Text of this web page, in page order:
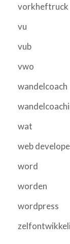
vorkheftruck
vu
vub
vwo
wandelcoach
wat
web
word
worden
wordpress